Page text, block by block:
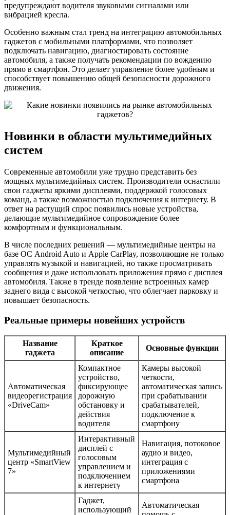
предупреждают водителя звуковыми сигналами или
вибрацией кресла.
Особенно важным стал тренд на интеграцию автомобильных
гаджетов с мобильными платформами, что позволяет
подключать навигацию, диагностировать состояние
автомобиля, а также получать рекомендации по вождению
прямо в смартфон. Это делает управление более удобным и
способствует повышению общей безопасности дорожного
движения.
Новинки в области мультимедийных
систем
Современные автомобили уже трудно представить без
мощных мультимедийных систем. Производители оснастили
свои гаджеты яркими дисплеями, поддержкой голосовых
команд, а также возможностью подключения к интернету. В
ответ на растущий спрос появились новые устройства,
делающие мультимедийное сопровождение более
комфортным и функциональным.
В числе последних решений — мультимедийные центры на
базе ОС Android Auto и Apple CarPlay, позволяющие не только
управлять музыкой и навигацией, но также просматривать
сообщения и даже использовать приложения прямо с дисплея
автомобиля. Также в тренде появление встроенных камер
заднего вида с высокой четкостью, что облегчает парковку и
повышает безопасность.
Реальные примеры новейших устройств
Название
гаджета
Краткое
описание
Основные функции
Автоматическая
видеорегистрация
«DriveCam»
Компактное
устройство,
фиксирующее
дорожную
обстановку и
действия
водителя
Камеры высокой
четкости,
автоматическая запись
при срабатывании
срабатывателей,
подключение к
смартфону
Мультимедийный
центр «SmartView
7»
Интерактивный
дисплей с
голосовым
управлением и
подключением
к интернету
Навигация, потоковое
аудио и видео,
интеграция с
приложениями
смартфона
Гаджет,
использующий
Автоматическая